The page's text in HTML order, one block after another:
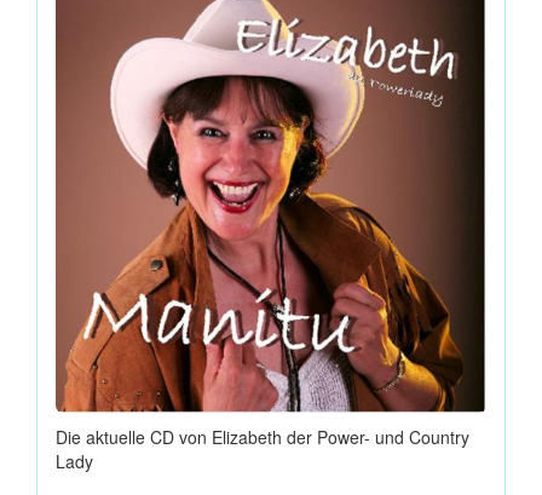
Die aktuelle CD von Elizabeth der Power- und Country
Lady